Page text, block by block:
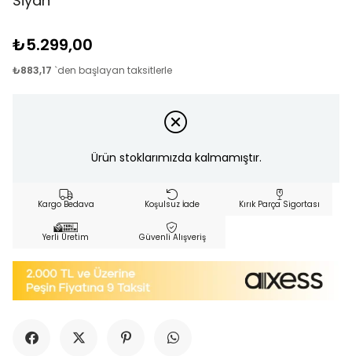
₺5.299,00
₺883,17 `den başlayan taksitlerle
Ürün stoklarımızda kalmamıştır.
Kargo Bedava Koşulsuz İade Kırık Parça Sigortası
Yerli Üretim Güvenli Alışveriş